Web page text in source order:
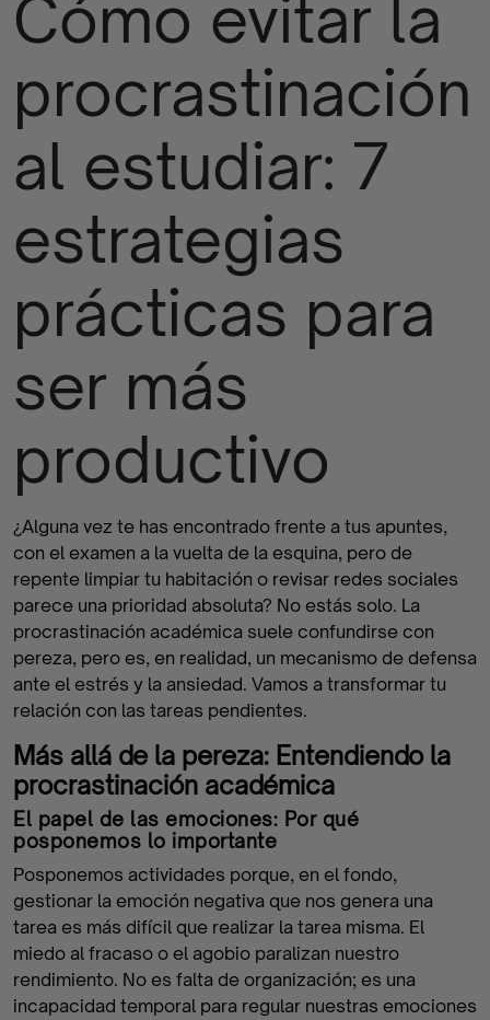
Contacto
Empresas
Blog
Programas
finalizados
Cómo evitar la
procrastinación
al estudiar: 7
estrategias
prácticas para
ser más
productivo
¿Alguna vez te has encontrado frente a tus apuntes,
con el examen a la vuelta de la esquina, pero de
repente limpiar tu habitación o revisar redes sociales
parece una prioridad absoluta? No estás solo. La
procrastinación académica suele confundirse con
pereza, pero es, en realidad, un mecanismo de defensa
ante el estrés y la ansiedad. Vamos a transformar tu
relación con las tareas pendientes.
Más allá de la pereza: Entendiendo la
procrastinación académica
El papel de las emociones: Por qué
posponemos lo importante
Posponemos actividades porque, en el fondo,
gestionar la emoción negativa que nos genera una
tarea es más difícil que realizar la tarea misma. El
miedo al fracaso o el agobio paralizan nuestro
rendimiento. No es falta de organización; es una
incapacidad temporal para regular nuestras emociones